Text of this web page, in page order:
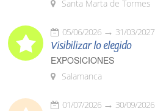
Santa Marta de Tormes
05/06/2026 31/03/2027
Visibilizar lo elegido
EXPOSICIONES
Salamanca
01/07/2026 30/09/2026